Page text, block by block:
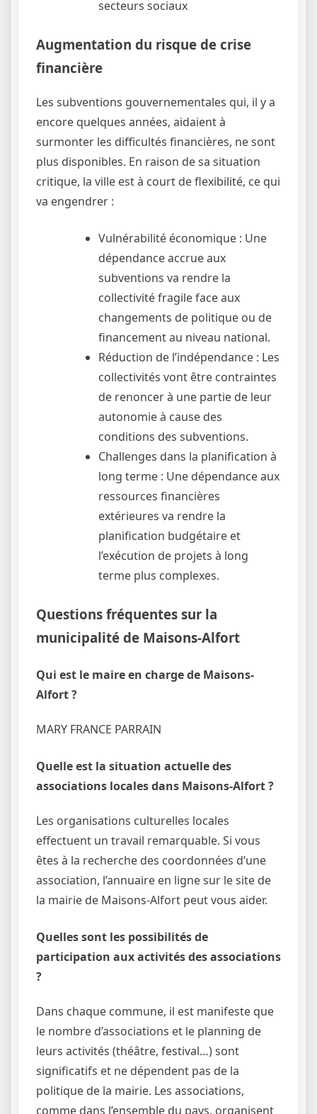
secteurs sociaux
Augmentation du risque de crise
financière
Les subventions gouvernementales qui, il y a
encore quelques années, aidaient à
surmonter les difficultés financières, ne sont
plus disponibles. En raison de sa situation
critique, la ville est à court de flexibilité, ce qui
va engendrer :
Vulnérabilité économique : Une
dépendance accrue aux
subventions va rendre la
collectivité fragile face aux
changements de politique ou de
financement au niveau national.
Réduction de l’indépendance : Les
collectivités vont être contraintes
de renoncer à une partie de leur
autonomie à cause des
conditions des subventions.
Challenges dans la planification à
long terme : Une dépendance aux
ressources financières
extérieures va rendre la
planification budgétaire et
l’exécution de projets à long
terme plus complexes.
Questions fréquentes sur la
municipalité de Maisons-Alfort
Qui est le maire en charge de Maisons-
Alfort ?
MARY FRANCE PARRAIN
Quelle est la situation actuelle des
associations locales dans Maisons-Alfort ?
Les organisations culturelles locales
effectuent un travail remarquable. Si vous
êtes à la recherche des coordonnées d’une
association, l’annuaire en ligne sur le site de
la mairie de Maisons-Alfort peut vous aider.
Quelles sont les possibilités de
participation aux activités des associations
?
Dans chaque commune, il est manifeste que
le nombre d’associations et le planning de
leurs activités (théâtre, festival…) sont
significatifs et ne dépendent pas de la
politique de la mairie. Les associations,
comme dans l’ensemble du pays, organisent